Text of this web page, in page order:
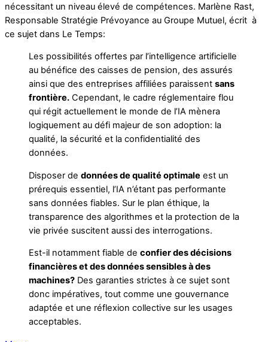
nécessitant un niveau élevé de compétences. Marlène Rast,
Responsable Stratégie Prévoyance au Groupe Mutuel, écrit à
ce sujet dans Le Temps:
Les possibilités offertes par l’intelligence artificielle
au bénéfice des caisses de pension, des assurés
ainsi que des entreprises affiliées paraissent sans
frontière. Cependant, le cadre réglementaire flou
qui régit actuellement le monde de l’IA mènera
logiquement au défi majeur de son adoption: la
qualité, la sécurité et la confidentialité des
données.
Disposer de données de qualité optimale est un
prérequis essentiel, l’IA n’étant pas performante
sans données fiables. Sur le plan éthique, la
transparence des algorithmes et la protection de la
vie privée suscitent aussi des interrogations.
Est-il notamment fiable de confier des décisions
financières et des données sensibles à des
machines? Des garanties strictes à ce sujet sont
donc impératives, tout comme une gouvernance
adaptée et une réflexion collective sur les usages
acceptables.